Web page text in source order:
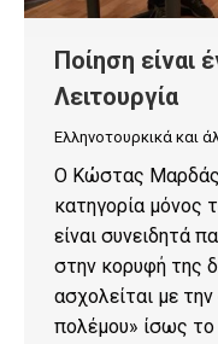
Ποίηση είναι
Λειτουργία
Ελληνοτουρκικά και
Ο Κώστας Μαρδάς
κατηγορία μόνος
είναι συνειδητά
στην κορυφή της
ασχολείται με
πολέμου» ίσως το